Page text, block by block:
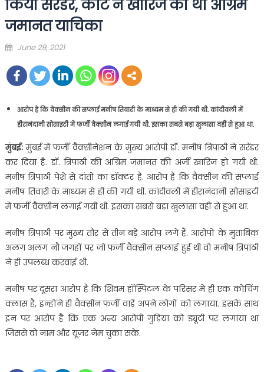
किया सरेंडर, कोर्ट ने खारिज की थी अग्रिम
जमानत याचिका
Posted
June 29, 2021
आरोप है कि वैक्सीन की सप्लाई मनीष तिवारी के माध्यम से ही की गयी थी. कांदीवली में
हीरानंदानी सोसाइटी में फर्जी वैक्सीन लगाई गयी थी. इसका सबसे बड़ा खुलासा वहीं से हुआ था.
मुंबई:मुंबई में फर्जी वैक्सीनेशन के मुख्य आरोपी डॉ. मनीष त्रिपाठी ने सरेंडर
कर दिया है. डॉ. त्रिपाठी की अग्रिम जमानत की अर्जी खारिज हो गयी थी.
मनीष त्रिपाठी पेशे से दांतों का डॉक्टर है. आरोप है कि वैक्सीन की सप्लाई
मनीष तिवारी के माध्यम से ही की गयी थी. कांदीवली में हीरानंदानी सोसाइटी
में फर्जी वैक्सीन लगाई गयी थी. इसका सबसे बड़ा खुलासा वहीं से हुआ था.
मनीष त्रिपाठी पर मुख्य तौर से तीन बड़े आरोप लगे हैं. आरोपों के मुताबिक
अलग अलग नौ जगहों पर जो फर्जी वैक्सीन सप्लाई हुई थी वो मनीष त्रिपाठी
ने ही उपलब्ध करवाई थी.
मनीष पर दूसरा आरोप है कि शिवम हॉस्पिटल के परिसर में ही एक कोचिंग
क्लास है, इन्होंने ही वैक्सीन फर्जी वाड़ें अपने लोगों को लगाया. इसके साथ
इन पर आरोप है कि एक अन्य आरोपी गुड़िया को ड्यूटी पर लगाया था
जिससे वो नाम और यूज़र नेम चुका सके.